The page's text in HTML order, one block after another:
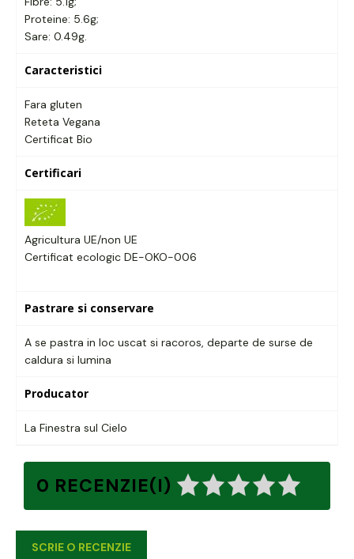
Proteine: 5.6g;
Sare: 0.49g.
Caracteristici
Fara gluten
Reteta Vegana
Certificat Bio
Certificari
Agricultura UE/non UE
Certificat ecologic DE-OKO-006
Pastrare si conservare
A se pastra in loc uscat si racoros, departe de surse de
caldura si lumina
Producator
La Finestra sul Cielo
0 RECENZIE(I)
SCRIE O RECENZIE